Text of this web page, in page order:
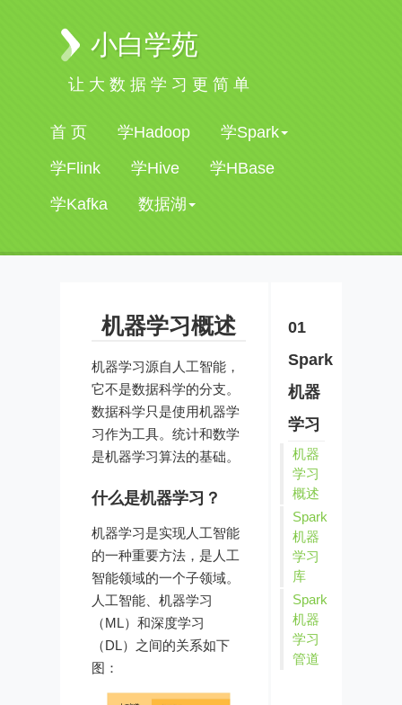
小白学苑
让大数据学习更简单
首 页 学Hadoop
学Spark
学Flink
学Hive
学HBase
学Kafka
数据湖
机器学习概述
机器学习源自人工智能，
它不是数据科学的分支。
数据科学只是使用机器学
习作为工具。统计和数学
是机器学习算法的基础。
什么是机器学习？
机器学习是实现人工智能
的一种重要方法，是人工
智能领域的一个子领域。
人工智能、机器学习
（ML）和深度学习
（DL）之间的关系如下
图：
01
Spark
机器
学习
机器
学习
概述
Spark
机器
学习
库
Spark
机器
学习
管道